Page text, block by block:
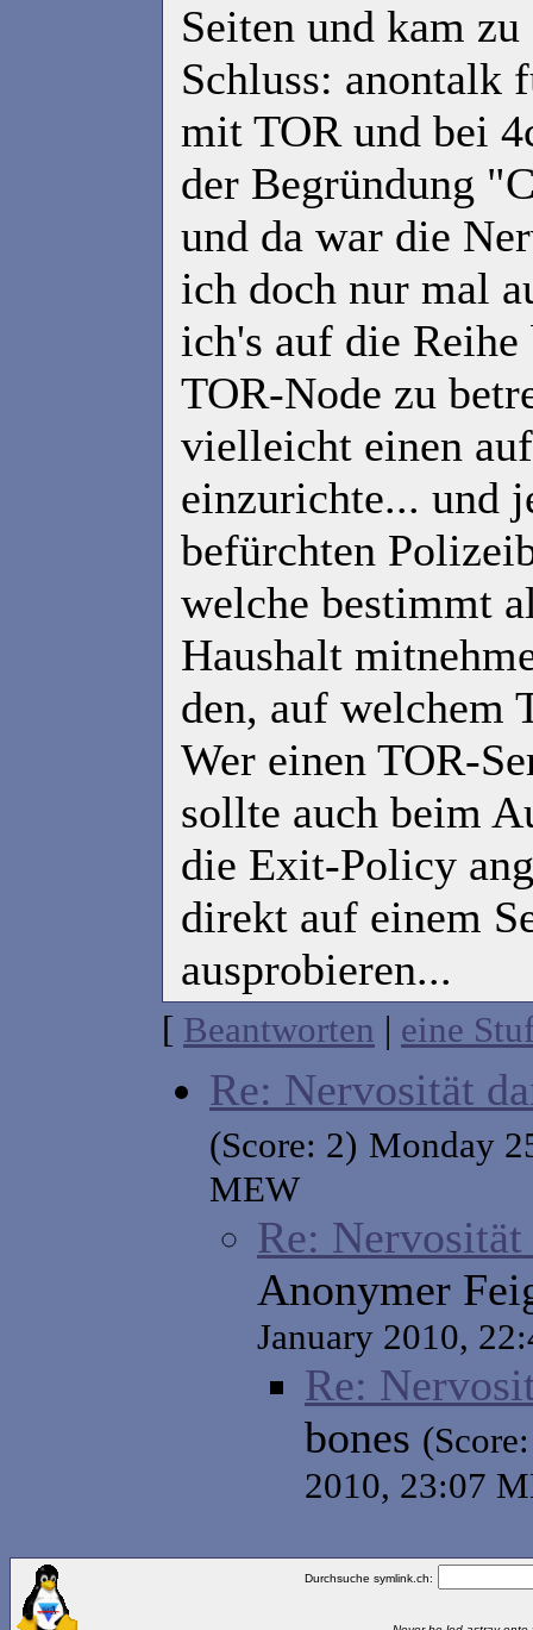
Seiten und kam
Schluss: anontalk
mit TOR und bei
der Begründung
und da war die
ich doch nur mal
ich's auf die
TOR-Node zu
vielleicht einen
einzurichte... und
befürchten
welche bestimmt
Haushalt
den, auf welchem
Wer einen TOR-
sollte auch beim
die Exit-Policy
direkt auf einem
ausprobieren...
[ Beantworten | eine
Re: Nervosität
(Score: 2) Monday
MEW
Re:
Anonymer
January 2010,
Re:
bones
2010, 23:07
Durchsuche symlink.ch: